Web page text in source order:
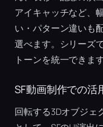
アイキャッチなど、
い・パターン違いも
選べます。シリーズ
トーンを統一できます
SF動画制作での活
回転する3Dオブジェ